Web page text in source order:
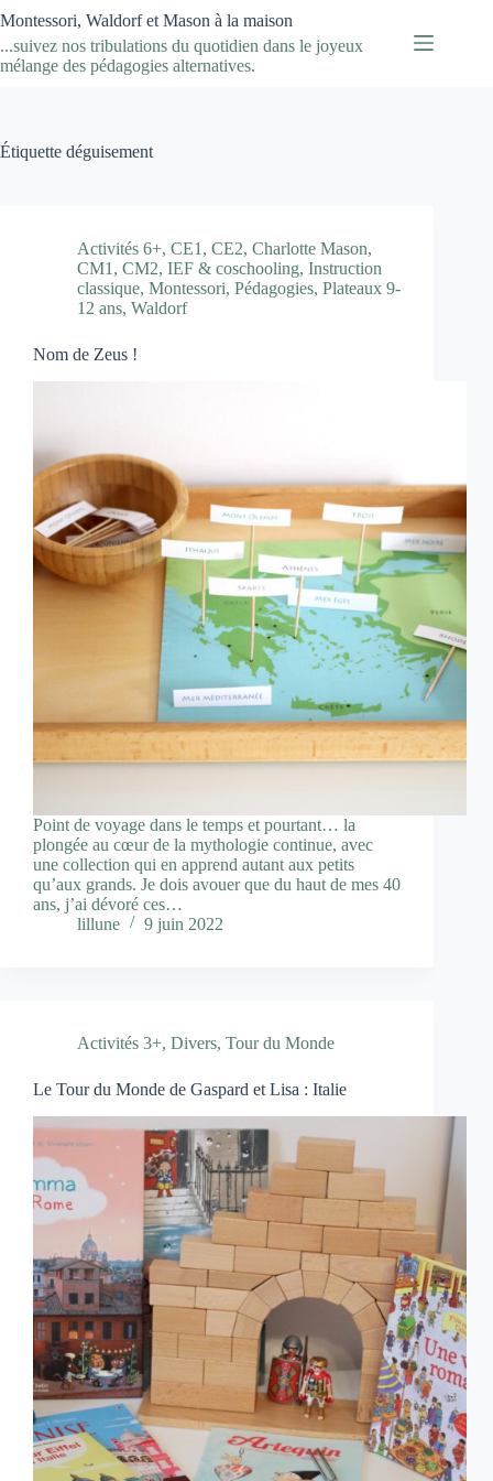
au
contenu
Montessori, Waldorf et Mason à la maison
...suivez nos tribulations du quotidien dans le joyeux
mélange des pédagogies alternatives.
Étiquette déguisement
Activités 6+, CE1 , CE2, Charlotte Mason,
CM1 , CM2, IEF & coschooling, Instruction
classique, Montessori, Pédagogies, Plateaux 9-
12 ans, Waldorf
Nom de Zeus !
Point de voyage dans le temps et pourtant… la
plongée au cœur de la mythologie continue, avec
une collection qui en apprend autant aux petits
qu’aux grands. Je dois avouer que du haut de mes 40
ans, j’ai dévoré ces…
lillune
9 juin 2022
Activités 3+, Divers, Tour du Monde
Le Tour du Monde de Gaspard et Lisa : Italie